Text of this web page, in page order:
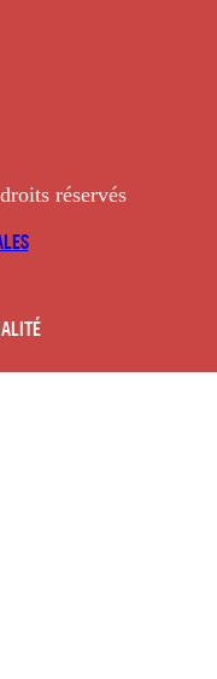
réservés